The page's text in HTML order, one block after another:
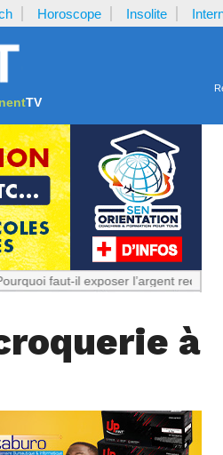
Horoscope Insolite
TV
exposer l’argent reçu par la
à